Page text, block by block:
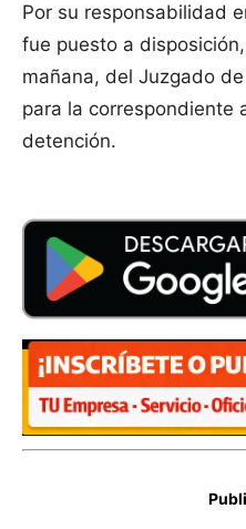
Por su responsabilidad
fue puesto a
mañana, del Juzgado
para la correspondiente
detención.